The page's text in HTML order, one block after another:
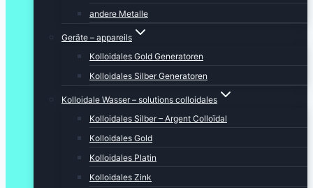
andere Metalle
Geräte – appareils
Kolloidales Gold Generatoren
Kolloidales Silber Generatoren
Kolloidale Wasser – solutions colloidales
Kolloidales Silber – Argent Colloïdal
Kolloidales Gold
Kolloidales Platin
Kolloidales Zink